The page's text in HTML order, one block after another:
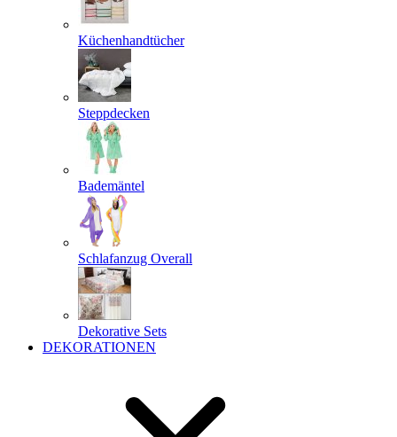
Küchenhandtücher
Steppdecken
Bademäntel
Schlafanzug Overall
Dekorative Sets
DEKORATIONEN